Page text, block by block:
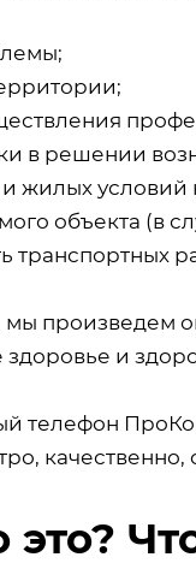
в решении
жилых
объекта (в
транспортных
произведем
и
телефон
качественно,
это?